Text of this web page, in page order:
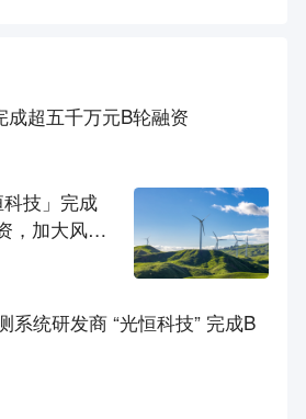
成超五千万元B轮融资
技」完成
，加大风电
系统研发商 “光恒科技” 完成B